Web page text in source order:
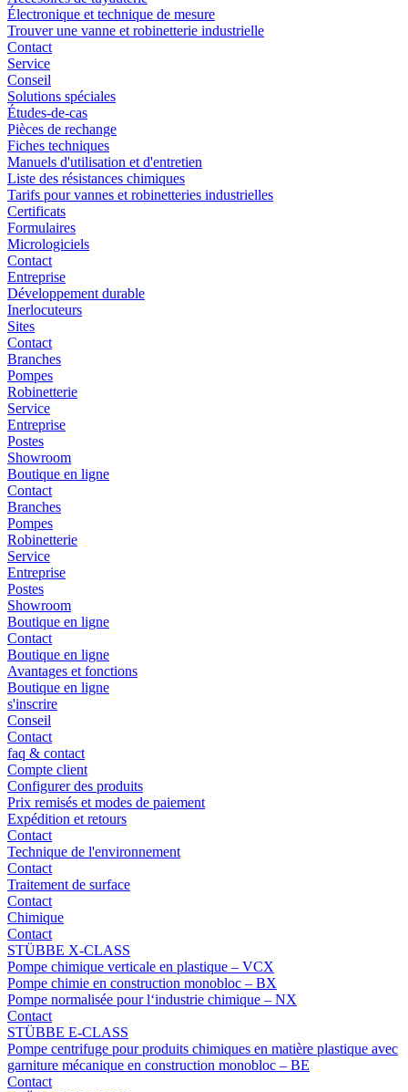
Électronique et technique de mesure
Trouver une vanne et robinetterie industrielle
Contact
Service
Conseil
Solutions spéciales
Études-de-cas
Pièces de rechange
Fiches techniques
Manuels d'utilisation et d'entretien
Liste des résistances chimiques
Tarifs pour vannes et robinetteries industrielles
Certificats
Formulaires
Micrologiciels
Contact
Entreprise
Développement durable
Inerlocuteurs
Sites
Contact
Branches
Pompes
Robinetterie
Service
Entreprise
Postes
Showroom
Boutique en ligne
Contact
Branches
Pompes
Robinetterie
Service
Entreprise
Postes
Showroom
Boutique en ligne
Contact
Boutique en ligne
Avantages et fonctions
Boutique en ligne
s'inscrire
Conseil
Contact
faq & contact
Compte client
Configurer des produits
Prix remisés et modes de paiement
Expédition et retours
Contact
Technique de l'environnement
Contact
Traitement de surface
Contact
Chimique
Contact
STÜBBE X-CLASS
Pompe chimique verticale en plastique – VCX
Pompe chimie en construction monobloc – BX
Pompe normalisée pour l‘industrie chimique – NX
Contact
STÜBBE E-CLASS
Pompe centrifuge pour produits chimiques en matière plastique avec
garniture mécanique en construction monobloc – BE
Contact